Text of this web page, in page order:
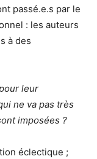
passé.e.s par le
: les auteurs
à des
leur
ne va pas très
imposées ?
éclectique ;